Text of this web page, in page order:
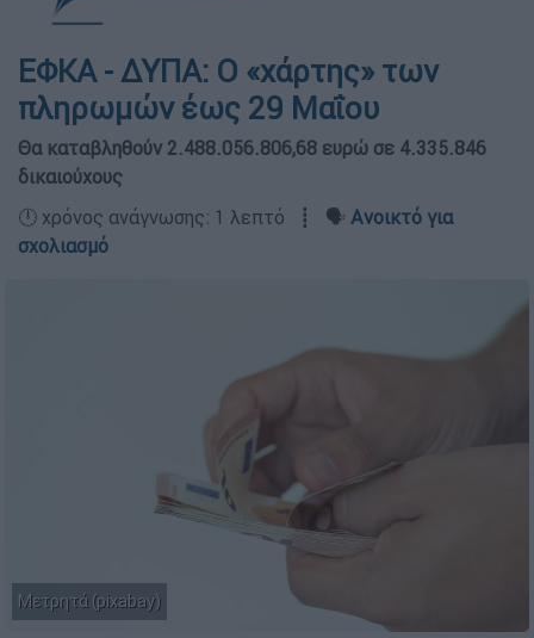
ΕΦΚΑ - ΔΥΠΑ: Ο «χάρτης» των
πληρωμών έως 29 Μαΐου
Θα καταβληθούν 2.488.056.806,68 ευρώ σε 4.335.846
δικαιούχους
🕛 χρόνος ανάγνωσης: 1 λεπτό ┋ 🗣️ Ανοικτό για
σχολιασμό
Μετρητά (pixabay)